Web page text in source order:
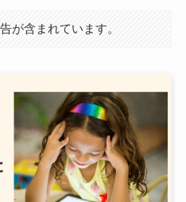
が含まれています。